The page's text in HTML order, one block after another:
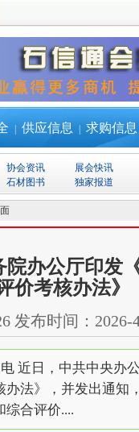
供应信息 求购信息
协会资讯
展会快讯
石材图书 独家报道
院办公厅印发
价考核办法》
发布时间： 2026-
近日，中共中央办
办法》，并发出通知
综合评价....